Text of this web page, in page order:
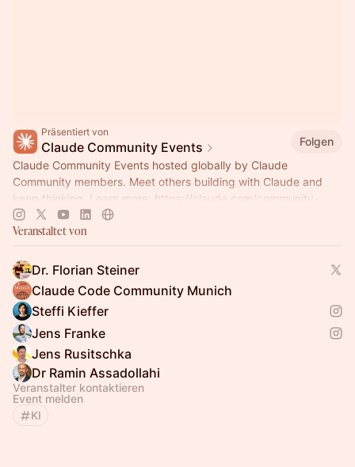
Präsentiert von
Claude Community Events
Folgen
Claude Community Events hosted globally by Claude
Community members. Meet others building with Claude and
keep thinking. Learn more: https://claude.com/community
Veranstaltet von
Dr. Florian Steiner
Claude Code Community Munich
Steffi Kieffer
Jens Franke
Jens Rusitschka
Dr Ramin Assadollahi
Veranstalter kontaktieren
Event melden
KI